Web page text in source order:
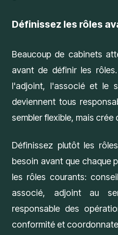
Définissez les rôles
Beaucoup de cabinets
avant de définir les
l'adjoint, l'associé et le
deviennent tous
sembler flexible, mais crée
Définissez plutôt les
besoin avant que chaque
les rôles courants:
associé, adjoint au
responsable des
conformité et